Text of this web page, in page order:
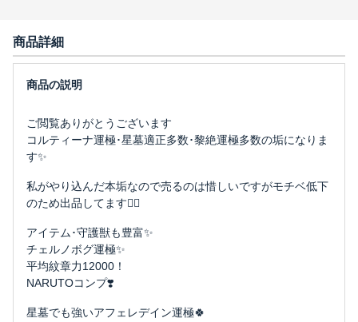
商品詳細
ご閲覧ありがとうございます
コルティーナ運極･星墓適正多数･黎絶運極多数の垢になりま
す✨️
私がやり込んだ本垢なので売るのは惜しいですがモチベ低下
のため出品してます🤦‍♀️
アイテム･守護獣も豊富✨️
チェルノボグ運極✨️
平均紋章力12000！
NARUTOコンプ❣️
星墓でも強いアフェレデイン運極🍀